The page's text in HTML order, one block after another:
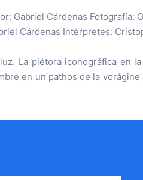
Gabriel Cárdenas Fotografía:
Cárdenas Intérpretes:
La plétora iconográfica en
en un pathos de la vorágine